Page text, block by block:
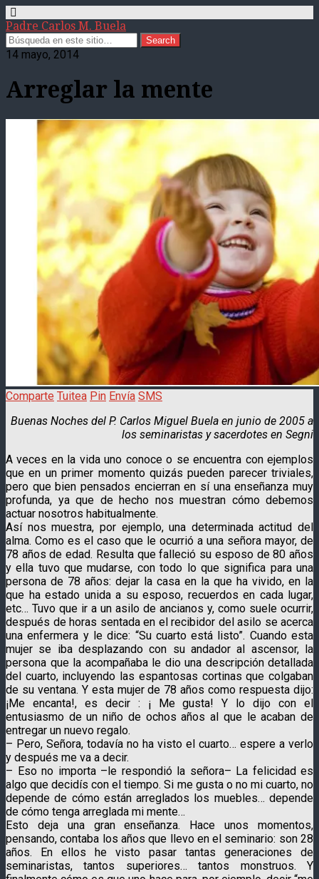
Padre Carlos M. Buela
14 mayo, 2014
Arreglar la mente
Comparte Tuitea Pin Envía SMS
Buenas Noches del P. Carlos Miguel Buela en junio de 2005 a
los seminaristas y sacerdotes en Segni
A veces en la vida uno conoce o se encuentra con ejemplos
que en un primer momento quizás pueden parecer triviales,
pero que bien pensados encierran en sí una enseñanza muy
profunda, ya que de hecho nos muestran cómo debemos
actuar nosotros habitualmente.
Así nos muestra, por ejemplo, una determinada actitud del
alma. Como es el caso que le ocurrió a una señora mayor, de
78 años de edad. Resulta que falleció su esposo de 80 años
y ella tuvo que mudarse, con todo lo que significa para una
persona de 78 años: dejar la casa en la que ha vivido, en la
que ha estado unida a su esposo, recuerdos en cada lugar,
etc… Tuvo que ir a un asilo de ancianos y, como suele ocurrir,
después de horas sentada en el recibidor del asilo se acerca
una enfermera y le dice: “Su cuarto está listo”. Cuando esta
mujer se iba desplazando con su andador al ascensor, la
persona que la acompañaba le dio una descripción detallada
del cuarto, incluyendo las espantosas cortinas que colgaban
de su ventana. Y esta mujer de 78 años como respuesta dijo:
¡Me encanta!, es decir : ¡ Me gusta! Y lo dijo con el
entusiasmo de un niño de ochos años al que le acaban de
entregar un nuevo regalo.
– Pero, Señora, todavía no ha visto el cuarto… espere a verlo
y después me va a decir.
– Eso no importa –le respondió la señora– La felicidad es
algo que decidís con el tiempo. Si me gusta o no mi cuarto, no
depende de cómo están arreglados los muebles… depende
de cómo tenga arreglada mi mente…
Esto deja una gran enseñanza. Hace unos momentos,
pensando, contaba los años que llevo en el seminario: son 28
años. En ellos he visto pasar tantas generaciones de
seminaristas, tantos superiores… tantos monstruos. Y